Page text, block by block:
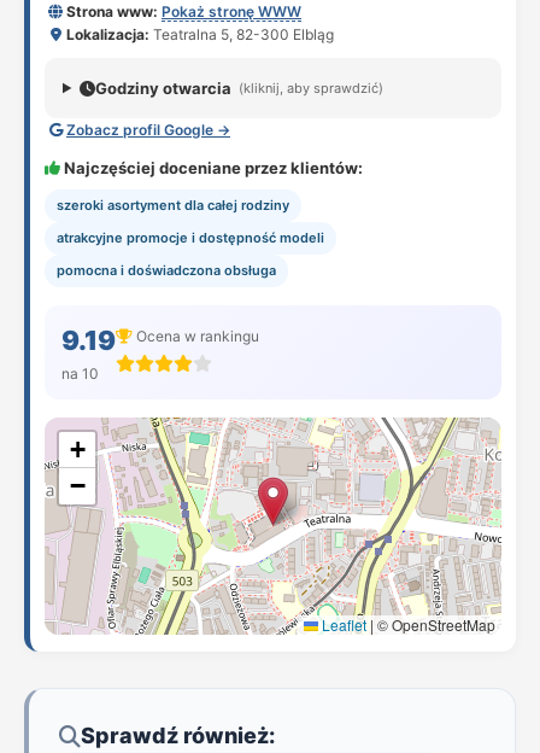
Strona www: Pokaż stronę WWW
Lokalizacja: Teatralna 5, 82-300 Elbląg
Godziny otwarcia (kliknij, aby sprawdzić)
Zobacz profil Google →
Najczęściej doceniane przez klientów:
szeroki asortyment dla całej rodziny
atrakcyjne promocje i dostępność modeli
pomocna i doświadczona obsługa
9.19
na 10
Ocena w rankingu
+
−
Leaflet | © OpenStreetMap
Sprawdź również: